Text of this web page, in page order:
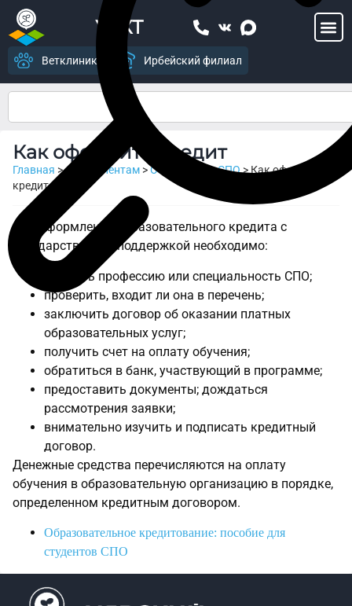
УСХТ
Ветклиника Ирбейский филиал
Как оформить кредит
Главная >Абитуриентам >Обркредит в СПО>Как оформить
кредит
Для оформления образовательного кредита с
государственной поддержкой необходимо:
выбрать профессию или специальность СПО;
проверить, входит ли она в перечень;
заключить договор об оказании платных
образовательных услуг;
получить счет на оплату обучения;
обратиться в банк, участвующий в программе;
предоставить документы; дождаться
рассмотрения заявки;
внимательно изучить и подписать кредитный
договор.
Денежные средства перечисляются на оплату
обучения в образовательную организацию в порядке,
определенном кредитным договором.
Образовательное кредитование: пособие для
студентов СПО